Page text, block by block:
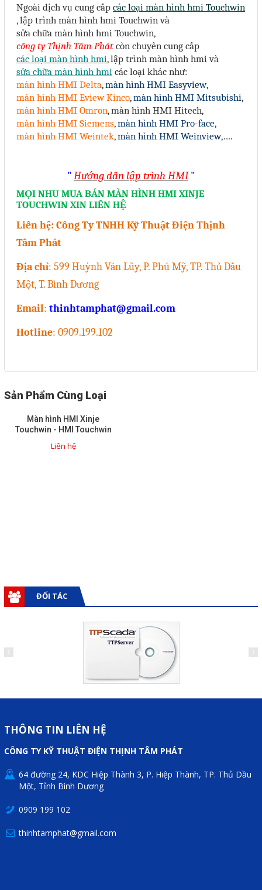
Ngoài dịch vụ cung cấp các loại màn hình hmi Touchwin
, lập trình màn hình hmi Touchwin và
sửa chữa màn hình hmi Touchwin,
công ty Thịnh Tâm Phát còn chuyên cung cấp
các loại màn hình hmi, lập trình màn hình hmivà
sửa chữa màn hình hmi các loại khác như:
màn hình HMI Delta,màn hình HMI Easyview,
màn hình HMI Eview Kinco,màn hình HMI Mitsubishi,
màn hình HMI Omron, màn hình HMI Hitech,
màn hình HMI Siemens,màn hình HMI Pro-face,
màn hình HMI Weintek,màn hình HMI Weinview,….
"Hướng dẫn lập trình HMI "
MỌI NHU MUA BÁN MÀN HÌNH HMI XINJE
TOUCHWIN XIN LIÊN HỆ
Liên hệ: Công Ty TNHH Kỹ Thuật Điện Thịnh
Tâm Phát
Địa chỉ: 599 Huỳnh Văn Lũy, P. Phú Mỹ, TP. Thủ Dầu
Một, T. Bình Dương
Email: thinhtamphat@gmail.com
Hotline: 0909.199.102
Sản Phẩm Cùng Loại
Màn hình HMI Xinje
Touchwin - HMI Touchwin
Liên hệ
ĐỐI TÁC
THÔNG TIN LIÊN HỆ
CÔNG TY KỸ THUẬT ĐIỆN THỊNH TÂM PHÁT
64 đường 24, KDC Hiệp Thành 3, P. Hiệp Thành, TP. Thủ Dầu
Một, Tỉnh Bình Dương
0909 199 102
thinhtamphat@gmail.com